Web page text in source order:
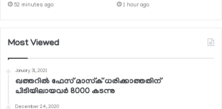
52 minutes ago 1 hour ago
Most Viewed
January 31, 2021
ഖത്തറില്‍ ഫേസ് മാസ്‌ക് ധരിക്കാത്തതിന്
പിടിയിലായവര്‍ 8000 കടന്നു
December 24, 2020